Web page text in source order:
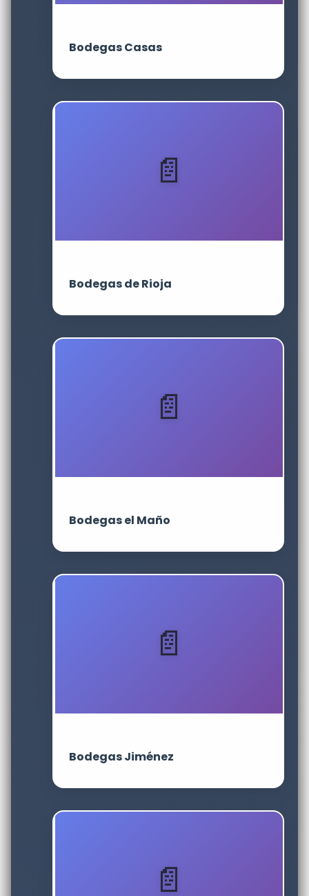
Bodegas Casas
Bodegas de Rioja
Bodegas el Maño
Bodegas Jiménez